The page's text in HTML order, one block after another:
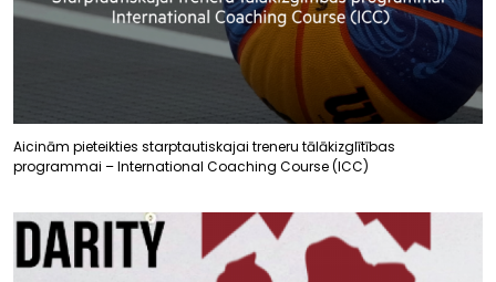
Aicinām pieteikties starptautiskajai treneru tālākizglītības
programmai – International Coaching Course (ICC)